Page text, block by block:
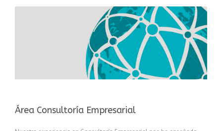
Área Consultoría Empresarial